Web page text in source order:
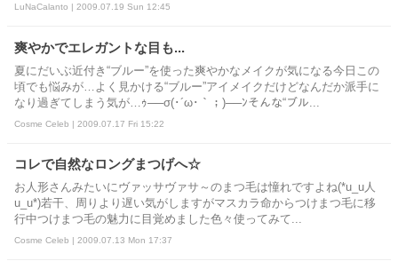
LuNaCalanto | 2009.07.19 Sun 12:45
爽やかでエレガントな目も...
夏にだいぶ近付き“ブルー”を使った爽やかなメイクが気になる今日この
頃でも悩みが…よく見かける“ブルー”アイメイクだけどなんだか派手に
なり過ぎてしまう気が…ｩ──σ(･´ω･｀；)──ﾝそんな“ブル...
Cosme Celeb | 2009.07.17 Fri 15:22
コレで自然なロングまつげへ☆
お人形さんみたいにヴァッサヴァサ～のまつ毛は憧れですよね(*u_u人
u_u*)若干、周りより遅い気がしますがマスカラ命からつけまつ毛に移
行中つけまつ毛の魅力に目覚めました色々使ってみて...
Cosme Celeb | 2009.07.13 Mon 17:37